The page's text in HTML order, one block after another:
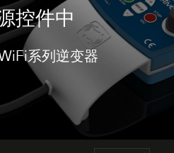
控件中
系列逆变器